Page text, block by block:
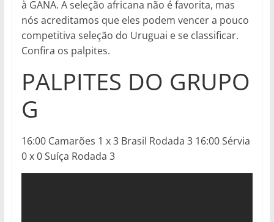
à GANA. A seleção africana não é favorita, mas
nós acreditamos que eles podem vencer a pouco
competitiva seleção do Uruguai e se classificar.
Confira os palpites.
PALPITES DO GRUPO
G
16:00 Camarões 1 x 3 Brasil Rodada 3 16:00 Sérvia
0 x 0 Suíça Rodada 3